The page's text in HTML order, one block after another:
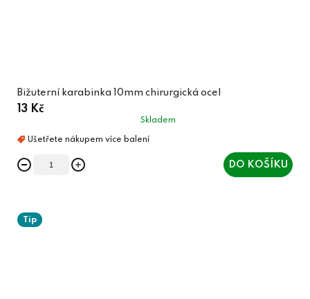
Bižuterní karabinka 10mm chirurgická ocel
13 Kč
Skladem
DO KOŠÍKU
Tip